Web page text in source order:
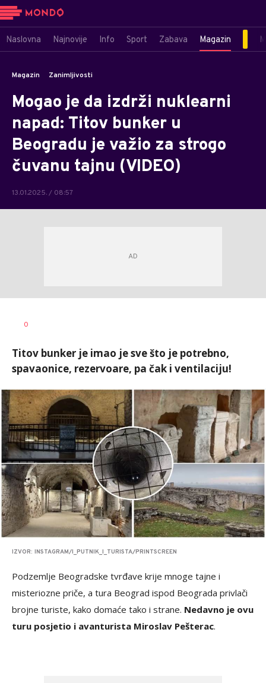
Naslovna Najnovije Info Sport Zabava Magazin
Magazin Zanimljivosti
Mogao je da izdrži nuklearni
napad: Titov bunker u
Beogradu je važio za strogo
čuvanu tajnu (VIDEO)
13.01.2025. / 08:57
0
Titov bunker je imao je sve što je potrebno,
spavaonice, rezervoare, pa čak i ventilaciju!
IZVOR: INSTAGRAM/I_PUTNIK_I_TURISTA/PRINTSCREEN
Podzemlje Beogradske tvrđave krije mnoge tajne i
misteriozne priče, a tura Beograd ispod Beograda privlači
brojne turiste, kako domaće tako i strane. Nedavno je ovu
turu posjetio i avanturista Miroslav Pešterac.